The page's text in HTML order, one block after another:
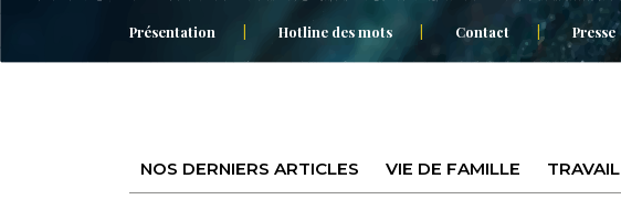
Présentation Hotline des mots Contact Presse
NOS DERNIERS ARTICLES VIE DE FAMILLE